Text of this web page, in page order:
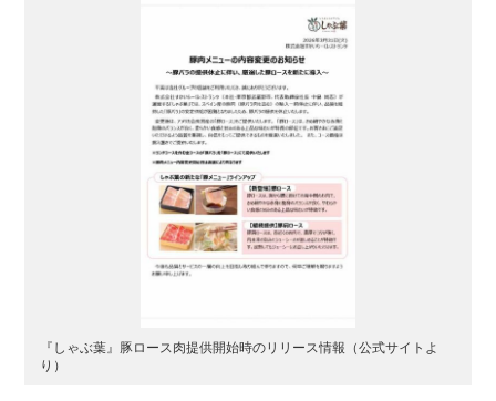
『しゃぶ葉』豚ロース肉提供開始時のリリース情報（公式サイトよ
り）